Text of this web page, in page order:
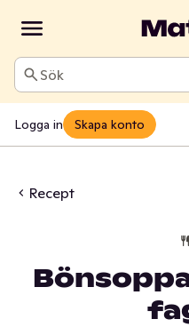
Sök
Logga in Skapa konto
Recept